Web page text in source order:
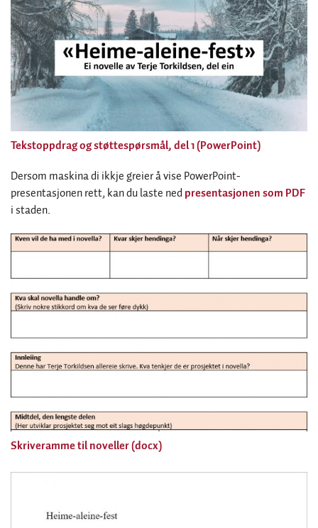
Tekstoppdrag og støttespørsmål, del 1 (PowerPoint)
Dersom maskina di ikkje greier å vise PowerPoint-
presentasjonen rett, kan du laste ned presentasjonen som PDF
i staden.
Skriveramme til noveller (docx)